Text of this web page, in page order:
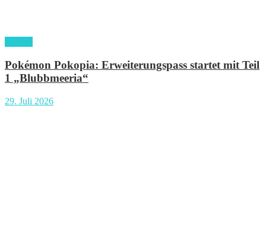
Pokémon Pokopia: Erweiterungspass startet mit Teil
1 „Blubbmeeria“
29. Juli 2026